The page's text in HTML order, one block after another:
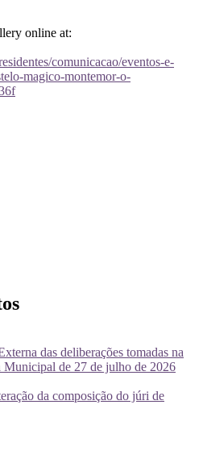
online at:
comunicacao/eventos-e-
magico-montemor-o-
das deliberações tomadas na
Municipal de 27 de julho de 2026
da composição do júri de